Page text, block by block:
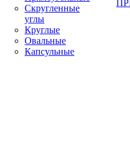
Скругленные
углы
Круглые
Овальные
Капсульные